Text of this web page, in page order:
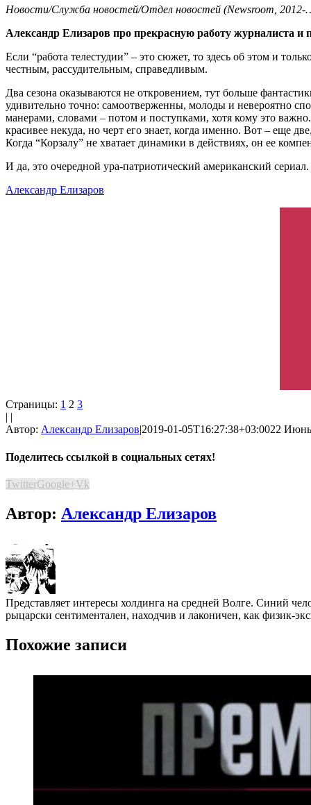
Новости/Служба новостей/Отдел новостей (Newsroom, 2012-
Александр Елизаров про прекрасную работу журналиста
Если “работа телестудии” – это сюжет, то здесь об этом и
честным, рассудительным, справедливым.
Два сезона оказываются не откровением, тут больше
удивительно точно: самоотверженны, молоды и невероятно
манерами, словами – потом и поступками, хотя кому это
красивее некуда, но черт его знает, когда именно. Вот – еще
Когда “Корзалу” не хватает динамики в действиях, он ее
И да, это очередной ура-патриотический американский
Александр Елизаров
Страницы: 1 2 3
| |
Автор: Александр Елизаров|2019-01-05T16:27:38+03:0022
Поделитесь ссылкой в социальных сетях!
TwitterGoogle+Vk
Автор: Александр Елизаров
Представляет интересы холдинга на средней Волге. Синий
рыцарски сентиментален, находчив и лаконичен, как физик-
Похожие записи